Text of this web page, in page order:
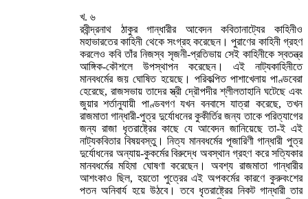
খ. ৬
রবীন্দ্রনাথ ঠাকুর গান্ধারীর আবেদন কবিতানাট্যের কাহিনীও
মহাভারতের কাহিনী থেকে সংগ্রহ করেছেন। পুরাণের কাহিনী গ্রহণ
করলেও কবি তাঁর নিজস্ব সৃজনী-প্রতিভায় সেই কাহিনীকে স্বতন্ত্র
আঙ্গিক-কৌশলে উপস্থাপন করেছেন। এই নাট্যকাহিনীতে
মানবধর্মের জয় ঘোষিত হয়েছে। পরিকল্পিত পাশাখেলায় পাণ্ডবেরা
হেরেছে, রাজসভায় তাদের স্ত্রী দ্রৌপদীর শ্লীলতাহানি ঘটেছে এবং
জুয়ার শর্তানুযায়ী পাণ্ডবগণ যখন বনবাসে যাত্রা করেছে, তখন
রাজমাতা গান্ধারী-পুত্র দুর্যোধনের কুকীর্তির জন্য তাকে পরিত্যাগের
জন্য রাজা ধৃতরাষ্ট্রের কাছে যে আবেদন জানিয়েছে তা-ই এই
নাট্যকবিতার বিষয়বস্তু। নিত্য মানবধর্মের পূজারিণী গান্ধারী পুত্র
দুর্যোধনের অন্যায়-কুকর্মের বিরুদ্ধে অবস্থান গ্রহণ করে সত্যিকার
মানবধর্মের মহিমা ঘোষণা করেছেন। অবশ্য রাজমাতা গান্ধারীর
আশংকাও ছিল, হয়তো পুত্রের এই অপকর্মের কারণে কুরুবংশের
পতন অনিবার্য হয়ে উঠবে। তবে ধৃতরাষ্ট্রের নিকট গান্ধারী তার